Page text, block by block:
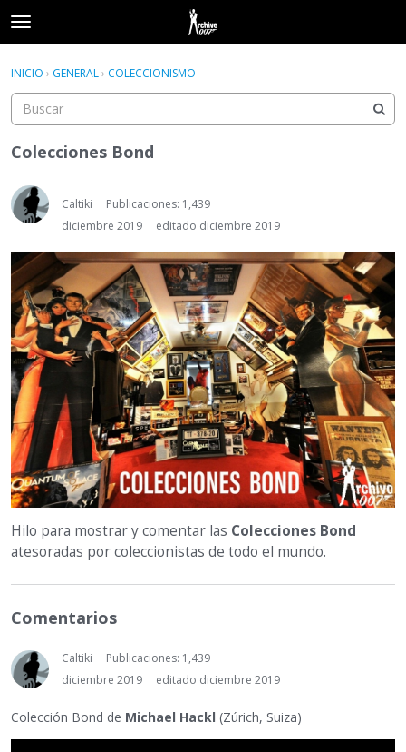
t
o
g
e
m
e
n
u
Acceder
Actividad
Acceder Registrarse
INICIO › GENERAL› COLECCIONISMO
Colecciones Bond
Caltiki
Publicaciones: 1,439
diciembre 2019
editado diciembre 2019
Hilo para mostrar y comentar las Colecciones Bond
atesoradas por coleccionistas de todo el mundo.
Comentarios
Caltiki
Publicaciones: 1,439
diciembre 2019
editado diciembre 2019
Colección Bond de Michael Hackl (Zúrich, Suiza)